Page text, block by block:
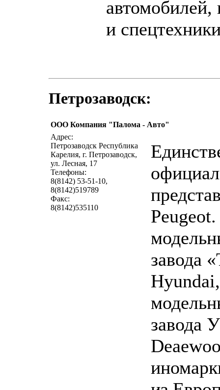
автомобилей,
и
Петрозаводск:
ООО Компания "Палома - Авто"
Адрес:
Петрозаводск Республика
Карелия, г. Петрозаводск,
ул. Лесная, 17
Телефоны:
8(8142) 53-51-10,
8(8142)519789
Факс:
8(8142)535110
завода
завода